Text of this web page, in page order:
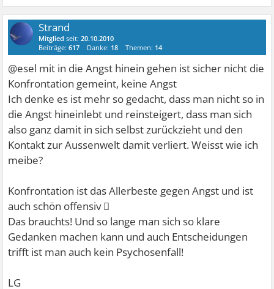
Strand
Mitglied seit:20.10.2010
Beiträge:617 Danke: 18 Themen: 14
@esel mit in die Angst hinein gehen ist sicher nicht die
Konfrontation gemeint, keine Angst
Ich denke es ist mehr so gedacht, dass man nicht so in
die Angst hineinlebt und reinsteigert, dass man sich
also ganz damit in sich selbst zurückzieht und den
Kontakt zur Aussenwelt damit verliert. Weisst wie ich
meibe?
Konfrontation ist das Allerbeste gegen Angst und ist
auch schön offensiv 
Das brauchts! Und so lange man sich so klare
Gedanken machen kann und auch Entscheidungen
trifft ist man auch kein Psychosenfall!
LG